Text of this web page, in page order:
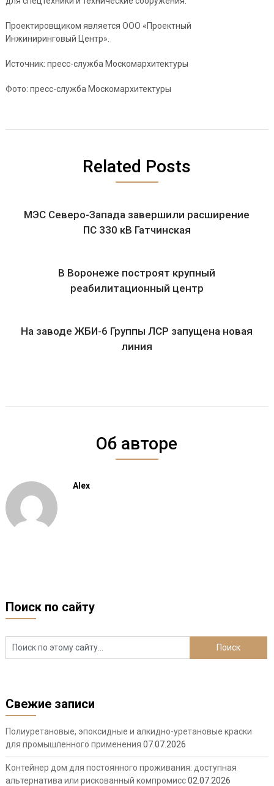
Проектировщиком является ООО «Проектный
Инжиниринговый Центр».
Источник: пресс-служба Москомархитектуры
Фото: пресс-служба Москомархитектуры
Related Posts
МЭС Северо-Запада завершили расширение
ПС 330 кВ Гатчинская
В Воронеже построят крупный
реабилитационный центр
На заводе ЖБИ-6 Группы ЛСР запущена новая
линия
Об авторе
Alex
Поиск по сайту
Свежие записи
Полиуретановые, эпоксидные и алкидно-уретановые краски
для промышленного применения 07.07.2026
Контейнер дом для постоянного проживания: доступная
альтернатива или рискованный компромисс02.07.2026